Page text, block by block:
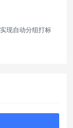
现自动分组打标